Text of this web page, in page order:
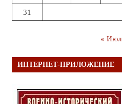
31
« Июл
ИНТЕРНЕТ-ПРИЛОЖЕНИЕ